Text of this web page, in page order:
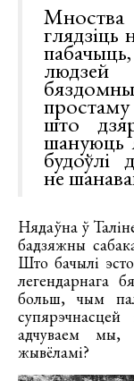
што
шануюць
будоўлі
не
Нядаўна ў
бадзяжны
Што бачылі
легендарнага
больш, чым
адчуваем мы,
жывёламі?